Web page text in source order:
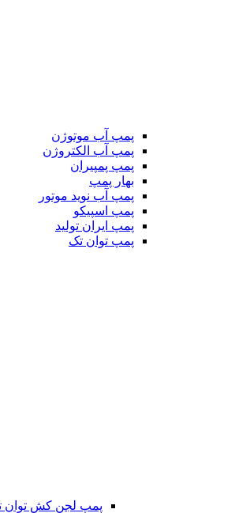
پمپ آب موتوژن
پمپ آب الکتروژن
پمپ پمپیران
بهار پمپ
پمپ آب نوید موتور
پمپ اسپیکو
پمپ ایران تولید
پمپ توان تک
پمپ لجن کش توان